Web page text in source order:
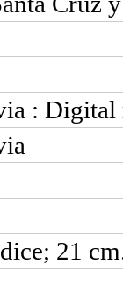
: Digital
21